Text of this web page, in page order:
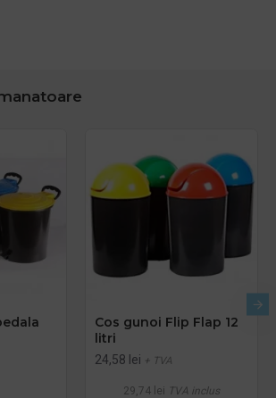
Cos gunoi Flip Flap 12
litri
24,58 lei + TVA
29,74 lei TVA inclus